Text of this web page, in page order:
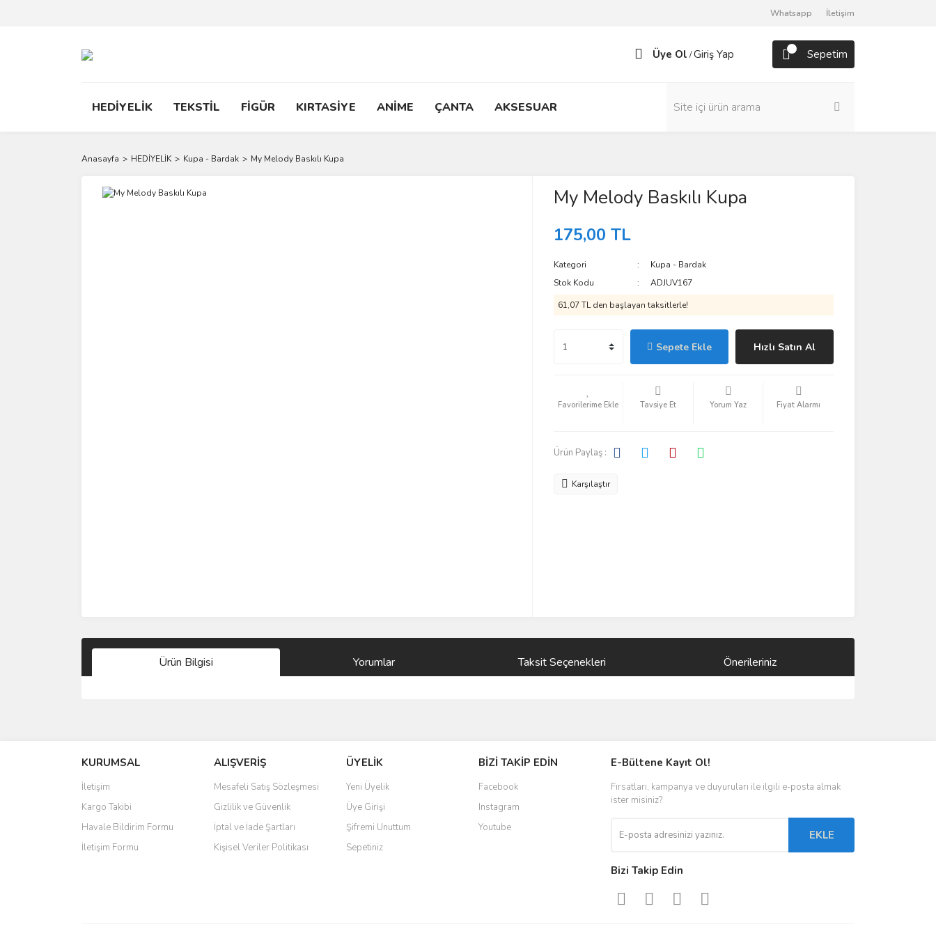
Whatsapp İletişim
Üye Ol /Giriş Yap Sepetim
HEDİYELİK TEKSTİL FİGÜR KIRTASİYE ANİME ÇANTA AKSESUAR
Anasayfa HEDİYELİK Kupa - Bardak My Melody Baskılı Kupa
My Melody Baskılı Kupa
175,00 TL
Kategori
Kupa - Bardak
Stok Kodu
ADJUV167
61,07 TL den başlayan taksitlerle!
Sepete Ekle Hızlı Satın Al
Tavsiye Et Yorum Yaz Fiyat Alarmı
Ürün Paylaş :
Karşılaştır
Ürün Bilgisi Yorumlar Taksit Seçenekleri Önerileriniz
Ürün resmi kalitesiz, bozuk veya görüntülenemiyor.
Ürün açıklamasında eksik bilgiler bulunuyor.
Ürün bilgilerinde hatalar bulunuyor.
Ürün fiyatı diğer sitelerden daha pahalı.
Bu ürüne benzer farklı alternatifler olmalı.
KURUMSAL
İletişim
Kargo Takibi
Havale Bildirim Formu
İletişim Formu
ALIŞVERİŞ
Mesafeli Satış Sözleşmesi
Gizlilik ve Güvenlik
İptal ve İade Şartları
Kişisel Veriler Politikası
ÜYELİK
Yeni Üyelik
Üye Girişi
Şifremi Unuttum
Sepetiniz
BİZİ TAKİP EDİN
Facebook
Instagram
Youtube
E-Bültene Kayıt Ol!
Fırsatları, kampanya ve duyuruları ile ilgili e-posta almak
ister misiniz?
EKLE
Bizi Takip Edin